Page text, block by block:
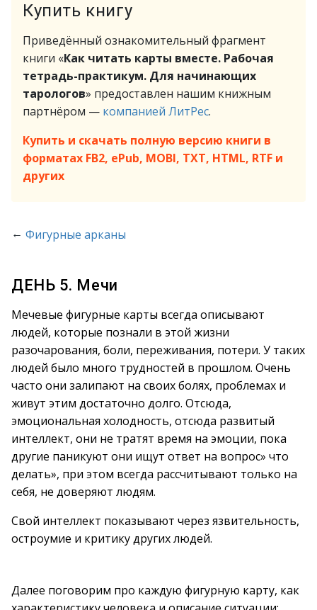
Купить книгу
Приведённый ознакомительный фрагмент
книги «Как читать карты вместе. Рабочая
тетрадь-практикум. Для начинающих
тарологов» предоставлен нашим книжным
партнёром — компанией ЛитРес.
Купить и скачать полную версию книги в
форматах FB2, ePub, MOBI, TXT, HTML, RTF и
других
← Фигурные арканы
ДЕНЬ 5. Мечи
Мечевые фигурные карты всегда описывают
людей, которые познали в этой жизни
разочарования, боли, переживания, потери. У таких
людей было много трудностей в прошлом. Очень
часто они залипают на своих болях, проблемах и
живут этим достаточно долго. Отсюда,
эмоциональная холодность, отсюда развитый
интеллект, они не тратят время на эмоции, пока
другие паникуют они ищут ответ на вопрос» что
делать», при этом всегда рассчитывают только на
себя, не доверяют людям.
Свой интеллект показывают через язвительность,
остроумие и критику других людей.
Далее поговорим про каждую фигурную карту, как